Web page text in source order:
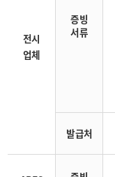
전시
업체
증빙
서류
발급처